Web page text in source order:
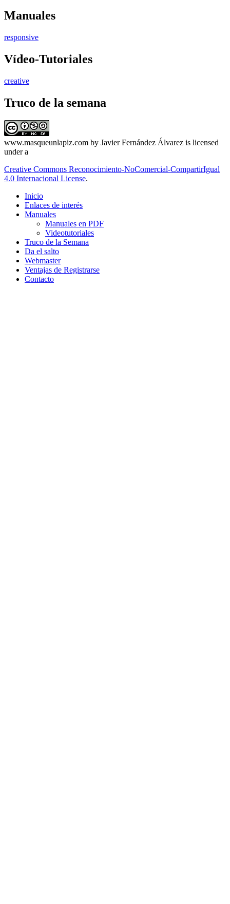
Manuales
responsive
Vídeo-Tutoriales
creative
Truco de la semana
www.masqueunlapiz.com by Javier Fernández Álvarez is licensed
under a
Creative Commons Reconocimiento-NoComercial-CompartirIgual
4.0 Internacional License.
Inicio
Enlaces de interés
Manuales
Manuales en PDF
Videotutoriales
Truco de la Semana
Da el salto
Webmaster
Ventajas de Registrarse
Contacto